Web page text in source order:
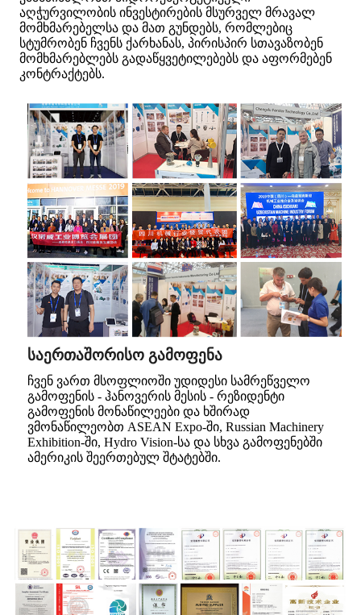
აღჭურვილობის ინვესტირების მსურველ მრავალ
მომხმარებელსა და მათ გუნდებს, რომლებიც
სტუმრობენ ჩვენს ქარხანას, პირისპირ სთავაზობენ
მომხმარებლებს გადაწყვეტილებებს და აფორმებენ
კონტრაქტებს.
საერთაშორისო გამოფენა
ჩვენ ვართ მსოფლიოში უდიდესი სამრეწველო
გამოფენის - ჰანოვერის მესის - რეზიდენტი
გამოფენის მონაწილეები და ხშირად
ვმონაწილეობთ ASEAN Expo-ში, Russian Machinery
Exhibition-ში, Hydro Vision-სა და სხვა გამოფენებში
ამერიკის შეერთებულ შტატებში.